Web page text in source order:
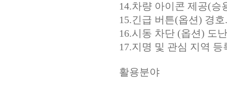
14.차량 아이콘 제공(승
15.긴급 버튼(옵션) 경
16.시동 차단 (옵션) 도
17.지명 및 관심 지역 등
활용분야